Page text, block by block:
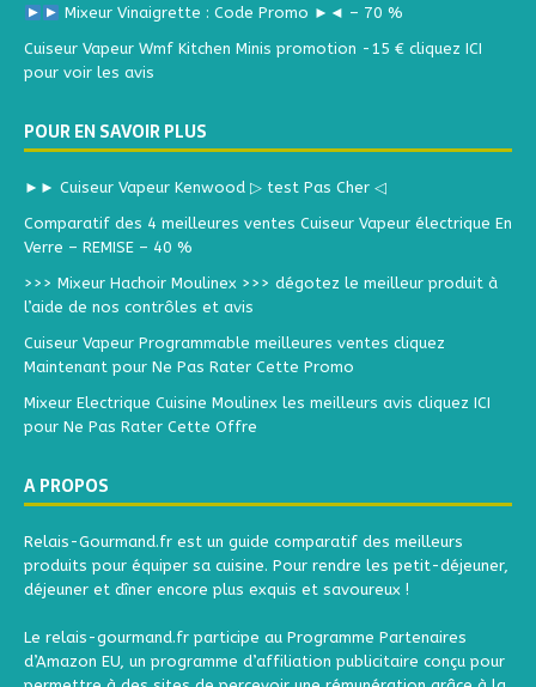
Mixeur Vinaigrette : Code Promo ►◄ – 70 %
Cuiseur Vapeur Wmf Kitchen Minis promotion -15 € cliquez ICI
pour voir les avis
POUR EN SAVOIR PLUS
►► Cuiseur Vapeur Kenwood ▷ test Pas Cher ◁
Comparatif des 4 meilleures ventes Cuiseur Vapeur électrique En
Verre – REMISE – 40 %
>>> Mixeur Hachoir Moulinex >>> dégotez le meilleur produit à
l’aide de nos contrôles et avis
Cuiseur Vapeur Programmable meilleures ventes cliquez
Maintenant pour Ne Pas Rater Cette Promo
Mixeur Electrique Cuisine Moulinex les meilleurs avis cliquez ICI
pour Ne Pas Rater Cette Offre
A PROPOS
Relais-Gourmand.fr est un guide comparatif des meilleurs
produits pour équiper sa cuisine. Pour rendre les petit-déjeuner,
déjeuner et dîner encore plus exquis et savoureux !
Le relais-gourmand.fr participe au Programme Partenaires
d’Amazon EU, un programme d’affiliation publicitaire conçu pour